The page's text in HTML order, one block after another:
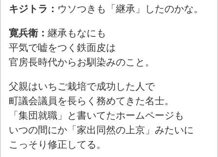
キジトラ： ウソつきも「継承」したのかな。
寛兵衛：継承もなにも
平気で嘘をつく鉄面皮は
官房長時代からお馴染みのこと。
父親はいちご栽培で成功した人で
町議会議員を長らく務めてきた名士。
「集団就職」と書いてたホームページも
いつの間にか「家出同然の上京」みたいに
こっそり修正してる。